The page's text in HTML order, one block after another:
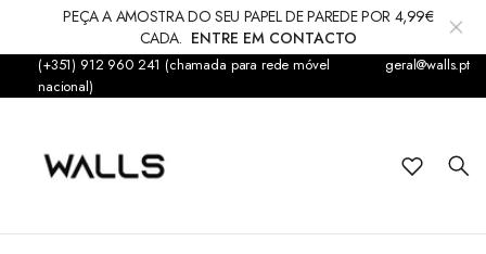
PEÇA A AMOSTRA DO SEU PAPEL DE PAREDE POR 4,99€
CADA. ENTRE EM CONTACTO
(+351) 912 960 241 (chamada para rede móvel
nacional)
geral@walls.pt
Papel de Parede